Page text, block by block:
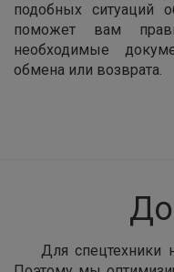
подобных ситуаций
поможет вам
необходимые
обмена или возврата.
Для спецтехники